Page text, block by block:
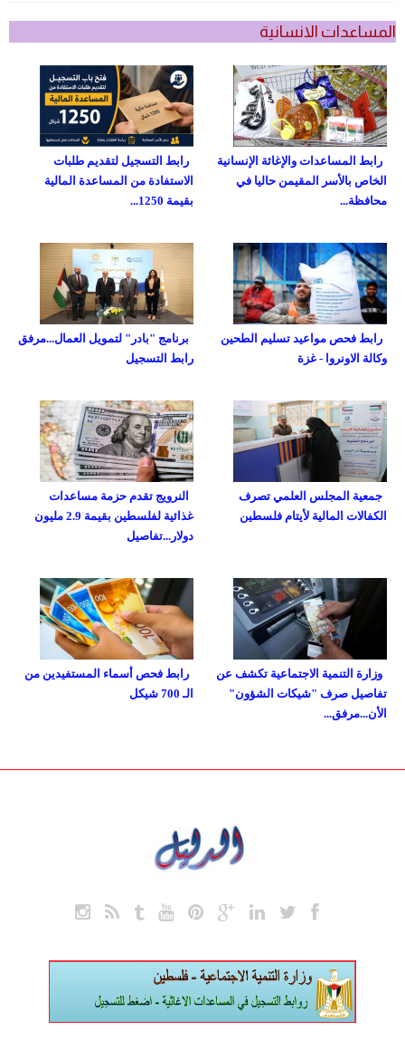
المساعدات الانسانية
رابط التسجيل لتقديم طلبات
الاستفادة من المساعدة المالية
بقيمة 1250...
رابط المساعدات والإغاثة الإنسانية
الخاص بالأسر المقيمن حاليا في
محافظة...
برنامج "بادر" لتمويل العمال...مرفق
رابط التسجيل
رابط فحص مواعيد تسليم الطحين
وكالة الاونروا - غزة
النرويج تقدم حزمة مساعدات
غذائية لفلسطين بقيمة 2.9 مليون
دولار...تفاصيل
جمعية المجلس العلمي تصرف
الكفالات المالية لأيتام فلسطين
رابط فحص أسماء المستفيدين من
الـ 700 شيكل
وزارة التنمية الاجتماعية تكشف عن
تفاصيل صرف "شيكات الشؤون"
الأن...مرفق...